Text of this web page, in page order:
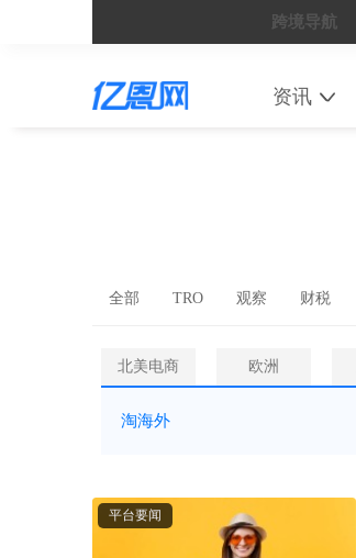
跨境导航
资讯
全部 TRO 观察 财税
北美电商 欧洲
淘海外
平台要闻